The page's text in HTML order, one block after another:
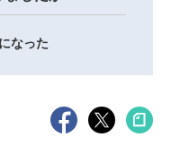
なった